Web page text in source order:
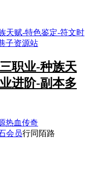
职业-种族天
进阶-副本多
热血传奇
行同陌路